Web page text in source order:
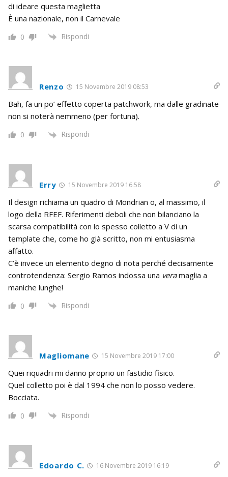
di ideare questa maglietta
È una nazionale, non il Carnevale
0 Rispondi
Renzo 15 Novembre 2019 08:53
Bah, fa un po’ effetto coperta patchwork, ma dalle gradinate
non si noterà nemmeno (per fortuna).
0 Rispondi
Erry 15 Novembre 2019 16:58
Il design richiama un quadro di Mondrian o, al massimo, il
logo della RFEF. Riferimenti deboli che non bilanciano la
scarsa compatibilità con lo spesso colletto a V di un
template che, come ho già scritto, non mi entusiasma
affatto.
C’è invece un elemento degno di nota perché decisamente
controtendenza: Sergio Ramos indossa una veramaglia a
maniche lunghe!
0 Rispondi
Magliomane 15 Novembre 2019 17:00
Quei riquadri mi danno proprio un fastidio fisico.
Quel colletto poi è dal 1994 che non lo posso vedere.
Bocciata.
0 Rispondi
Edoardo C. 16 Novembre 2019 16:19